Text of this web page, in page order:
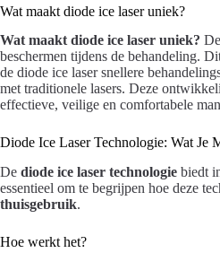
Wat maakt diode ice laser uniek?
Wat maakt diode ice laser uniek?
beschermen tijdens de behandeling.
de diode ice laser snellere
met traditionele lasers. Deze
effectieve, veilige en comfortabele
Diode Ice Laser Technologie: Wat Je
De diode ice laser technologie biedt
essentieel om te begrijpen hoe deze
thuisgebruik.
Hoe werkt het?